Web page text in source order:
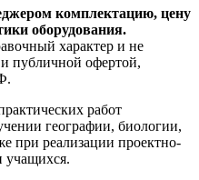
комплектацию, цену
оборудования.
характер и не
и публичной офертой,
работ
географии, биологии,
при реализации проектно-
учащихся.